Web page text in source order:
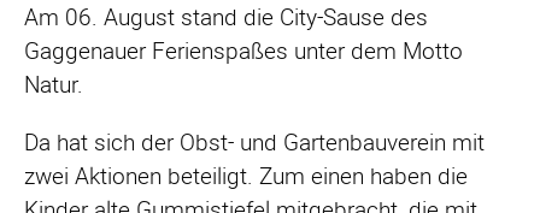
Am 06. August stand die City-Sause des
Gaggenauer Ferienspaßes unter dem Motto
Natur.
Da hat sich der Obst- und Gartenbauverein mit
zwei Aktionen beteiligt. Zum einen haben die